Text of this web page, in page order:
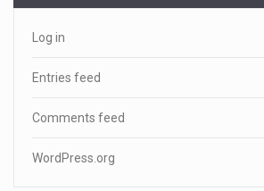
Log in
Entries feed
Comments feed
WordPress.org